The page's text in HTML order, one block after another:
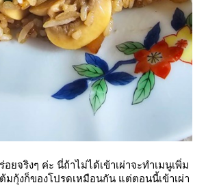
อยจริงๆ ค่ะ นี่ถ้าไม่ได้เข้าเผ่าจะทำเมนูเพิ่ม
มกุ้งก็ของโปรดเหมือนกัน แต่ตอนนี้เข้าเผ่า